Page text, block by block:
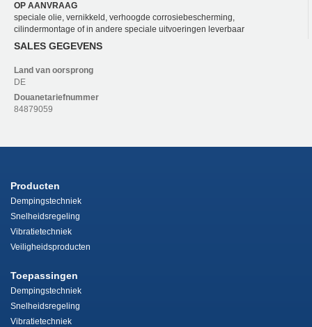
OP AANVRAAG
speciale olie, vernikkeld, verhoogde corrosiebescherming,
cilindermontage of in andere speciale uitvoeringen leverbaar
SALES GEGEVENS
Land van oorsprong
DE
Douanetariefnummer
84879059
Producten
Dempingstechniek
Snelheidsregeling
Vibratietechniek
Veiligheidsproducten
Toepassingen
Dempingstechniek
Snelheidsregeling
Vibratietechniek